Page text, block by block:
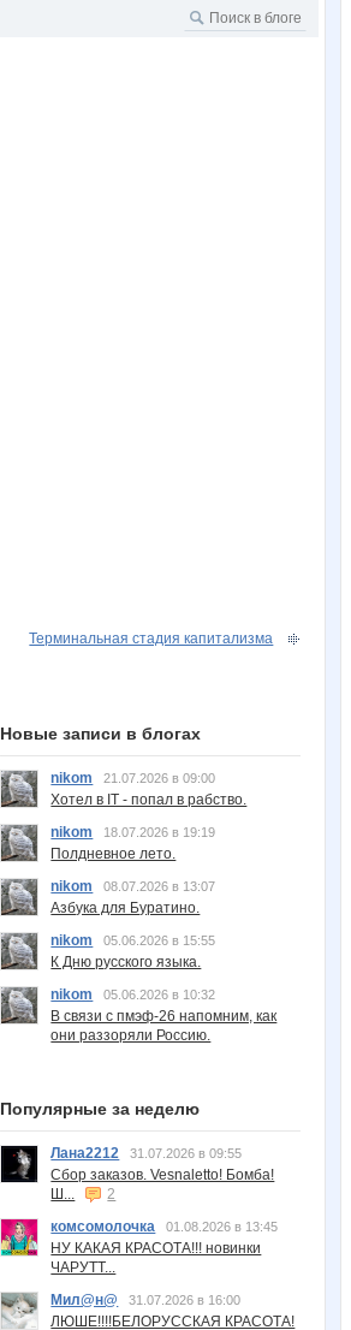
Терминальная стадия капитализма
Новые записи в блогах
nikom 21.07.2026 в 09:00
Хотел в IT - попал в рабство.
nikom
18.07.2026 в 19:19
Полдневное лето.
nikom
08.07.2026 в 13:07
Азбука для Буратино.
nikom
05.06.2026 в 15:55
К Дню русского языка.
nikom
05.06.2026 в 10:32
В связи с пмэф-26 напомним, как
они раззоряли Россию.
Популярные за неделю
Лана2212 31.07.2026 в 09:55
Сбор заказов. Vesnaletto! Бомба!
Ш...
2
комсомолочка
01.08.2026 в 13:45
НУ КАКАЯ КРАСОТА!!! новинки
ЧАРУТТ...
Мил@н@
31.07.2026 в 16:00
ЛЮШЕ!!!!БЕЛОРУССКАЯ КРАСОТА!